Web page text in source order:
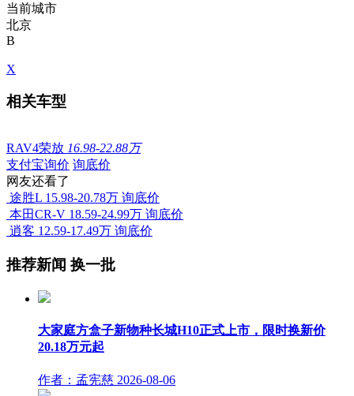
当前城市
北京
B
X
相关车型
RAV4荣放 16.98-22.88万
支付宝询价 询底价
网友还看了
途胜L 15.98-20.78万 询底价
本田CR-V 18.59-24.99万 询底价
逍客 12.59-17.49万 询底价
推荐新闻 换一批
大家庭方盒子新物种长城H10正式上市，限时换新价
20.18万元起
作者：孟宪慈 2026-08-06